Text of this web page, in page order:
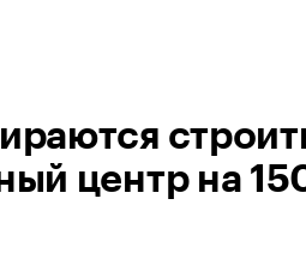
центр на